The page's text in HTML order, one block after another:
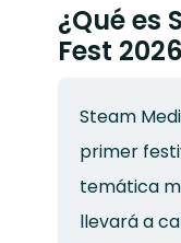
¿Qué es
Fest
Steam
primer
temática
llevará a